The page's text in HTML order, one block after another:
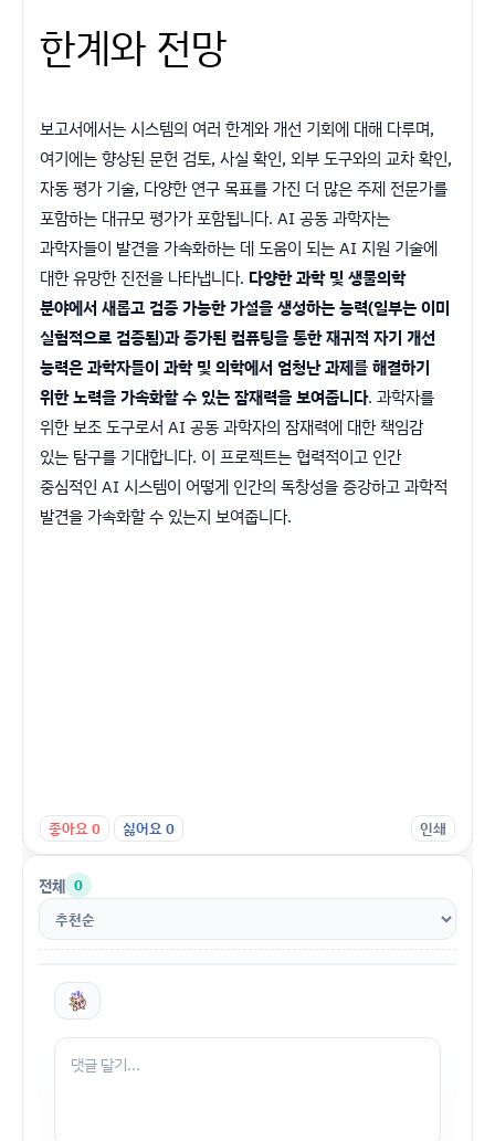
한계와 전망
보고서에서는 시스템의 여러 한계와 개선 기회에 대해 다루며,
여기에는 향상된 문헌 검토, 사실 확인, 외부 도구와의 교차 확인,
자동 평가 기술, 다양한 연구 목표를 가진 더 많은 주제 전문가를
포함하는 대규모 평가가 포함됩니다. AI 공동 과학자는
과학자들이 발견을 가속화하는 데 도움이 되는 AI 지원 기술에
대한 유망한 진전을 나타냅니다. 다양한 과학 및 생물의학
분야에서 새롭고 검증 가능한 가설을 생성하는 능력(일부는 이미
실험적으로 검증됨)과 증가된 컴퓨팅을 통한 재귀적 자기 개선
능력은 과학자들이 과학 및 의학에서 엄청난 과제를 해결하기
위한 노력을 가속화할 수 있는 잠재력을 보여줍니다. 과학자를
위한 보조 도구로서 AI 공동 과학자의 잠재력에 대한 책임감
있는 탐구를 기대합니다. 이 프로젝트는 협력적이고 인간
중심적인 AI 시스템이 어떻게 인간의 독창성을 증강하고 과학적
발견을 가속화할 수 있는지 보여줍니다.
좋아요0 싫어요0 인쇄
전체 0